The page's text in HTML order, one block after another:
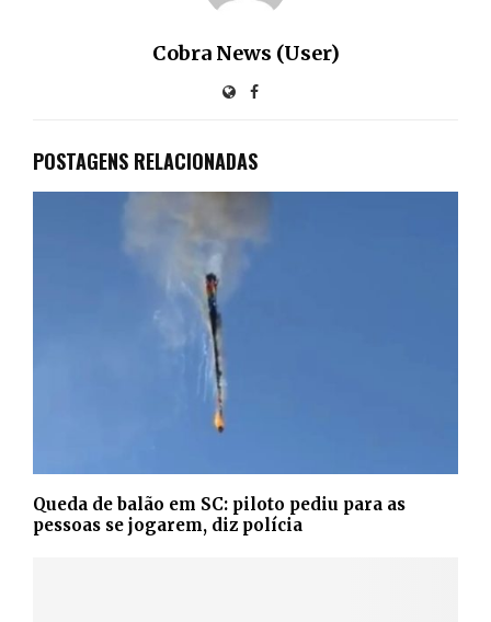
Cobra News (User)
POSTAGENS RELACIONADAS
Queda de balão em SC: piloto pediu para as
pessoas se jogarem, diz polícia